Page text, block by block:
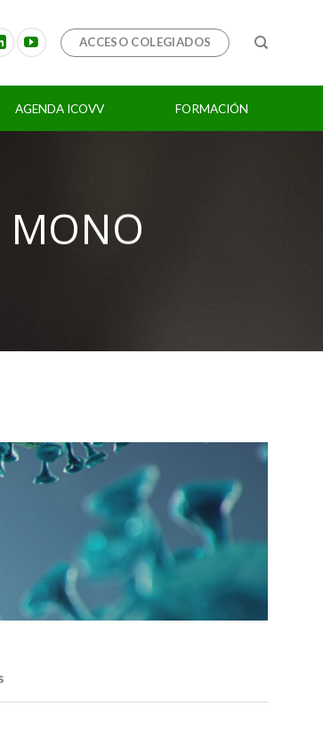
ACCESO COLEGIADOS
AGENDA ICOVV FORMACIÓN
MONO